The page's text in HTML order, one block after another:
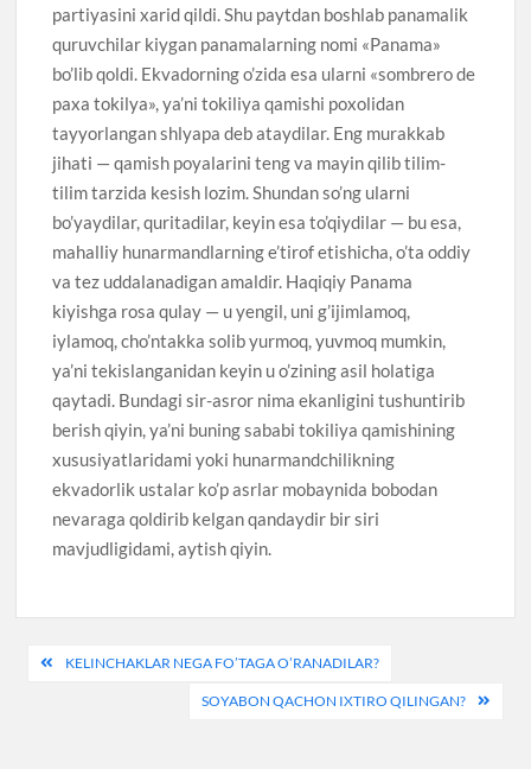
partiyasini xarid qildi. Shu paytdan boshlab panamalik
quruvchilar kiygan panamalarning nomi «Panama»
bo’lib qoldi. Ekvadorning o’zida esa ularni «sombrero de
paxa tokilya», ya’ni tokiliya qamishi poxolidan
tayyorlangan shlyapa deb ataydilar. Eng murakkab
jihati — qamish poyalarini teng va mayin qilib tilim-
tilim tarzida kesish lozim. Shundan so’ng ularni
bo’yaydilar, quritadilar, keyin esa to’qiydilar — bu esa,
mahalliy hunarmandlarning e’tirof etishicha, o’ta oddiy
va tez uddalanadigan amaldir. Haqiqiy Panama
kiyishga rosa qulay — u yengil, uni g’ijimlamoq,
iylamoq, cho’ntakka solib yurmoq, yuvmoq mumkin,
ya’ni tekislanganidan keyin u o’zining asil holatiga
qaytadi. Bundagi sir-asror nima ekanligini tushuntirib
berish qiyin, ya’ni buning sababi tokiliya qamishining
xususiyatlaridami yoki hunarmandchilikning
ekvadorlik ustalar ko’p asrlar mobaynida bobodan
nevaraga qoldirib kelgan qandaydir bir siri
mavjudligidami, aytish qiyin.
PostKELINCHAKLAR NEGA FO’TAGA O’RANADILAR?
SOYABON QACHON IXTIRO QILINGAN?